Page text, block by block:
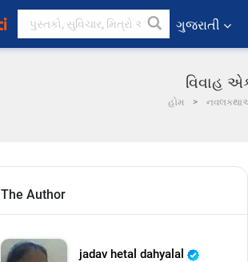
ગુજરાતી
વિવાહ
હોમ
The Author
jadav hetal dahyalal